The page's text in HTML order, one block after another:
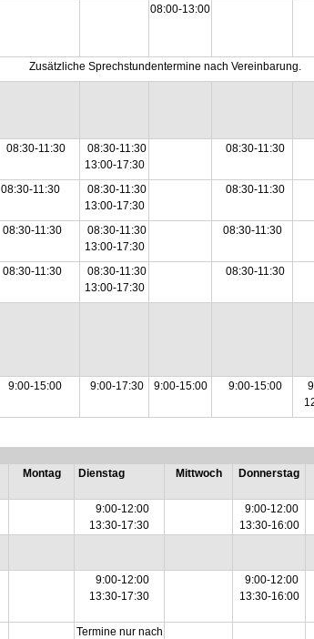
08:00-13:00
Zusätzliche Sprechstundentermine nach Vereinbarung.
08:30-11:30
08:30-11:30
13:00-17:30
08:30-11:30
08:30-11:30
08:30-11:30
13:00-17:30
08:30-11:30
08:30-11:30
08:30-11:30
13:00-17:30
08:30-11:30
08:30-11:30
08:30-11:30
13:00-17:30
08:30-11:30
9:00-15:00 9:00-17:30 9:00-15:00 9:00-15:00
Montag Dienstag Mittwoch Donnerstag
9:00-12:00
13:30-17:30
9:00-12:00
13:30-16:00
9:00-12:00
13:30-17:30
9:00-12:00
13:30-16:00
Termine nur nach